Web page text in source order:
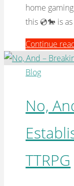
home
this 💿🐎 is
Continue
Blog
No,
TTRPG